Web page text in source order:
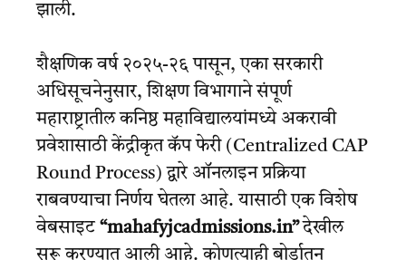
झाली.
शैक्षणिक वर्ष २०२५-२६ पासून, एका सरकारी
अधिसूचनेनुसार, शिक्षण विभागाने संपूर्ण
महाराष्ट्रातील कनिष्ठ महाविद्यालयांमध्ये अकरावी
प्रवेशासाठी केंद्रीकृत कॅप फेरी (Centralized CAP
Round Process) द्वारे ऑनलाइन प्रक्रिया
राबवण्याचा निर्णय घेतला आहे. यासाठी एक विशेष
वेबसाइट “mahafyjcadmissions.in”देखील
सुरू करण्यात आली आहे. कोणत्याही बोर्डातून